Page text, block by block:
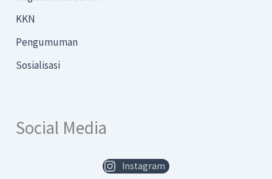
KKN
Pengumuman
Sosialisasi
Social Media
Instagram